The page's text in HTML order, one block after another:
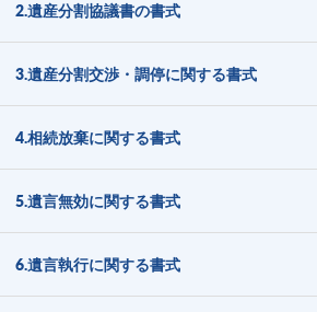
2.遺産分割協議書の書式
3.遺産分割交渉・調停に関する書式
4.相続放棄に関する書式
5.遺言無効に関する書式
6.遺言執行に関する書式